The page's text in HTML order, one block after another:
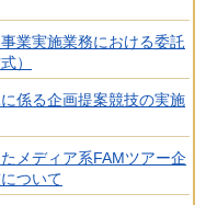
業実施業務における委託
）
係る企画提案競技の実施
メディア系FAMツアー企
ついて